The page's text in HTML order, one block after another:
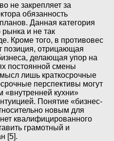
не закрепляет за
обязанность
Данная категория
и не так
Кроме того, в противовес
позиция, отрицающая
делающая упор на
постоянной смены
лишь краткосрочные
перспективы могут
кухни»
Понятие «бизнес-
новым для
квалифицированного
грамотный и
[5].